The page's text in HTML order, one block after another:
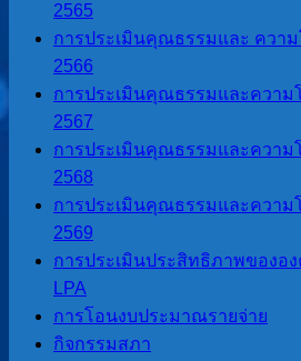
2565
การประเมินคุณธรรมและ ความ
2566
การประเมินคุณธรรมและความ
2567
การประเมินคุณธรรมและความ
2568
การประเมินคุณธรรมและความ
2569
การประเมินประสิทธิภาพของอ
LPA
การโอนงบประมาณรายจ่าย
กิจกรรมสภา
จำนวนผู้อ่าน : 330
นายโอฬาร ปาริฉัตรพงศ์
นายกองค์การบริหารส่วนตำบลสบป่
โทร 080-034-6787
เมนูหลัก